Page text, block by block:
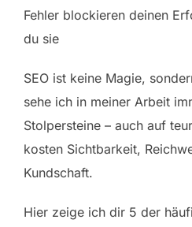
Fehler blockieren deinen
du sie
SEO ist keine Magie,
sehe ich in meiner Arbeit
Stolpersteine – auch auf
kosten Sichtbarkeit,
Kundschaft.
Hier zeige ich dir 5 der